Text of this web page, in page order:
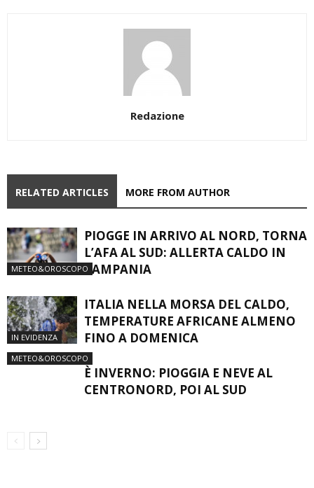
Redazione
RELATED ARTICLES MORE FROM AUTHOR
METEO&OROSCOPO
PIOGGE IN ARRIVO AL NORD, TORNA
L’AFA AL SUD: ALLERTA CALDO IN
CAMPANIA
IN EVIDENZA
ITALIA NELLA MORSA DEL CALDO,
TEMPERATURE AFRICANE ALMENO
FINO A DOMENICA
METEO&OROSCOPO
È INVERNO: PIOGGIA E NEVE AL
CENTRONORD, POI AL SUD